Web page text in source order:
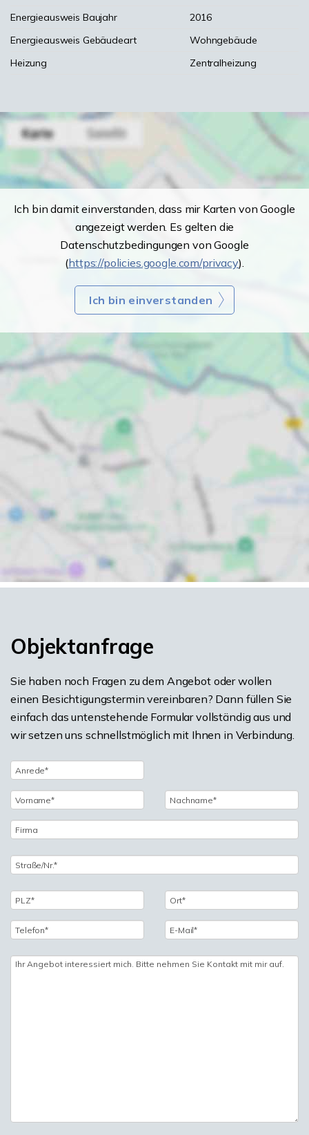
Energieausweis Baujahr
2016
Energieausweis Gebäudeart
Wohngebäude
Heizung
Zentralheizung
Ich bin damit einverstanden, dass mir Karten von Google
angezeigt werden. Es gelten die
Datenschutzbedingungen von Google
(https://policies.google.com/privacy).
Ich bin einverstanden
Objektanfrage
Sie haben noch Fragen zu dem Angebot oder wollen
einen Besichtigungstermin vereinbaren? Dann füllen Sie
einfach das untenstehende Formular vollständig aus und
wir setzen uns schnellstmöglich mit Ihnen in Verbindung.